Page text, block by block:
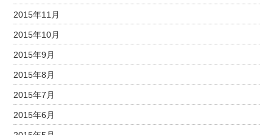
2015年11月
2015年10月
2015年9月
2015年8月
2015年7月
2015年6月